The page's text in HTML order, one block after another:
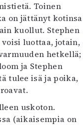
Toinen
on jättänyt kotinsa
kuollut. Stephen
luottaa, jotain,
hetkellä;
ja Stephen
tulee isä ja poika,
uskoton.
(aikaisempia on